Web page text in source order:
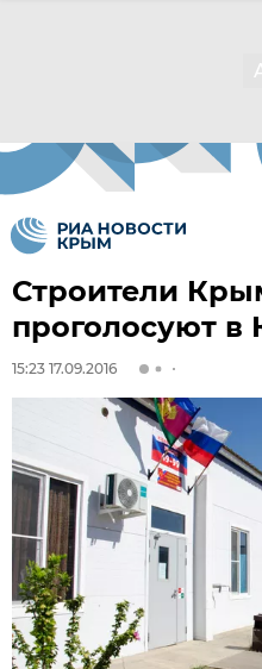
Строители
проголосуют в
15:23 17.09.2016